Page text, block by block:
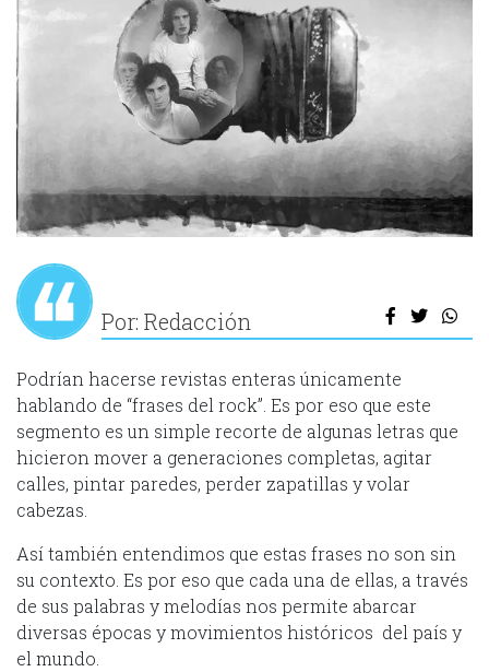
Por: Redacción
Podrían hacerse revistas enteras únicamente
hablando de “frases del rock”. Es por eso que este
segmento es un simple recorte de algunas letras que
hicieron mover a generaciones completas, agitar
calles, pintar paredes, perder zapatillas y volar
cabezas.
Así también entendimos que estas frases no son sin
su contexto. Es por eso que cada una de ellas, a través
de sus palabras y melodías nos permite abarcar
diversas épocas y movimientos históricos del país y
el mundo.